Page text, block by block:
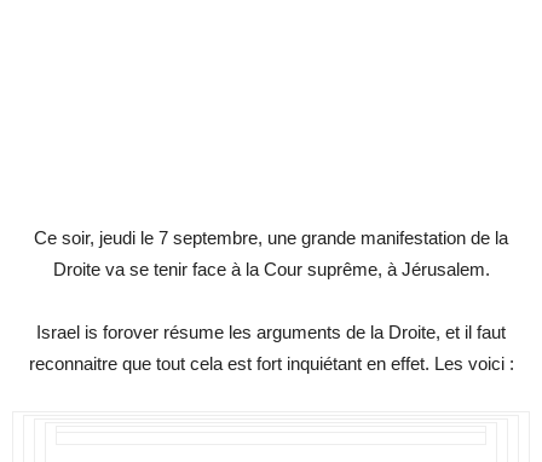
Ce soir, jeudi le 7 septembre, une grande manifestation de la
Droite va se tenir face à la Cour suprême, à Jérusalem.
Israel is forover résume les arguments de la Droite, et il faut
reconnaitre que tout cela est fort inquiétant en effet. Les voici :